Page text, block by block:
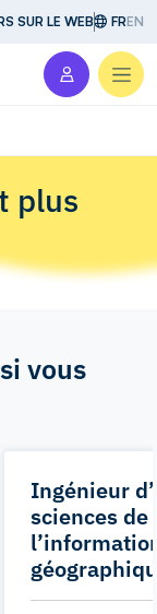
SUR LE WEB FREN
plus
vous
Ingénieur
sciences de